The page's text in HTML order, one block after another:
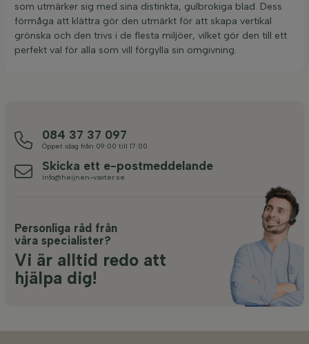
som utmärker sig med sina distinkta, gulbrokiga blad. Dess
förmåga att klättra gör den utmärkt för att skapa vertikal
grönska och den trivs i de flesta miljöer, vilket gör den till ett
perfekt val för alla som vill förgylla sin omgivning.
084 37 37 097
Öppet idag från 09:00 till 17:00
Skicka ett e-postmeddelande
info@heijnen-vaxter.se
Personliga råd från
våra specialister?
Vi är alltid redo att
hjälpa dig!